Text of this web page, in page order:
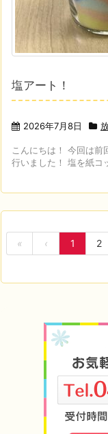
塩アート！
2026年7月8日
こんにちは！ 今回は前
行いました！ 塩を紙コ
« ‹ 1 2